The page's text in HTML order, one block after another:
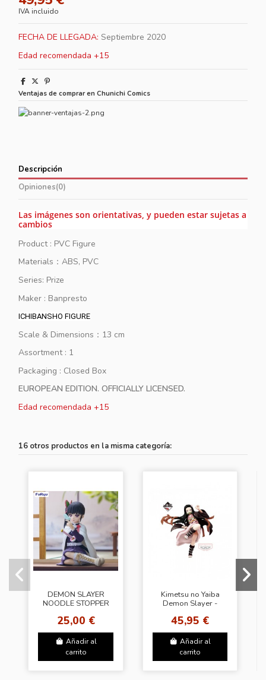
IVA incluido
FECHA DE LLEGADA: Septiembre 2020
Edad recomendada +15
Ventajas de comprar en Chunichi Comics
Descripción
Opiniones(0)
Las imágenes son orientativas, y pueden estar sujetas a
cambios
Product : PVC Figure
Materials：ABS, PVC
Series: Prize
Maker : Banpresto
ICHIBANSHO FIGURE
Scale & Dimensions：13 cm
Assortment : 1
Packaging : Closed Box
EUROPEAN EDITION. OFFICIALLY LICENSED.
Edad recomendada +15
16 otros productos en la misma categoría:
DEMON SLAYER
NOODLE STOPPER
Tsuyuri]
25,00 €
Añadir al
carrito
Kimetsu no Yaiba
Demon Slayer -
NEZUKO KAMADO
(THE THIRD)
45,95 €
Añadir al
carrito